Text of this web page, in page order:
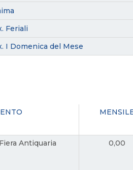
Feriali
I Domenica del Mese
Antiquaria 0,00